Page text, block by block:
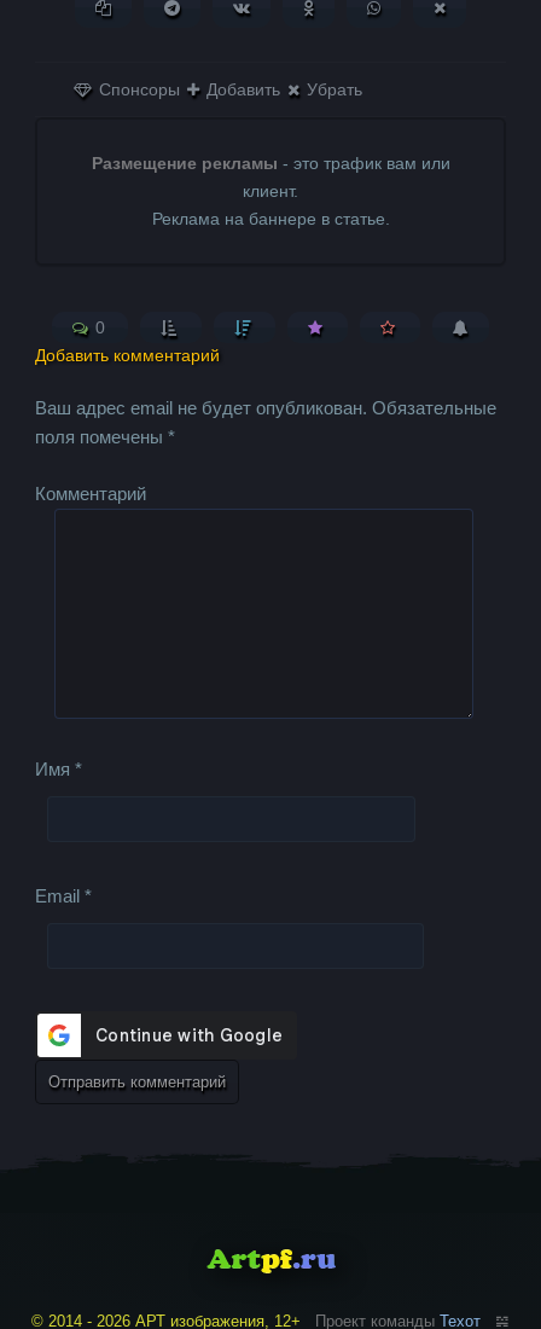
Копировать ссылкуПоделиться в Telegram
Поделиться ВКонтактеПоделиться в
Поделиться в
Спонсоры Добавить Убрать
Размещение рекламы - это трафик вам или
клиент.
Реклама на баннере в статье.
0
Добавить комментарий
Ваш адрес email не будет опубликован. Обязательные
поля помечены*
Комментарий
Имя*
Email*
© 2014 - 2026 АРТ изображения, 12+ Проект команды Техот 𝌴